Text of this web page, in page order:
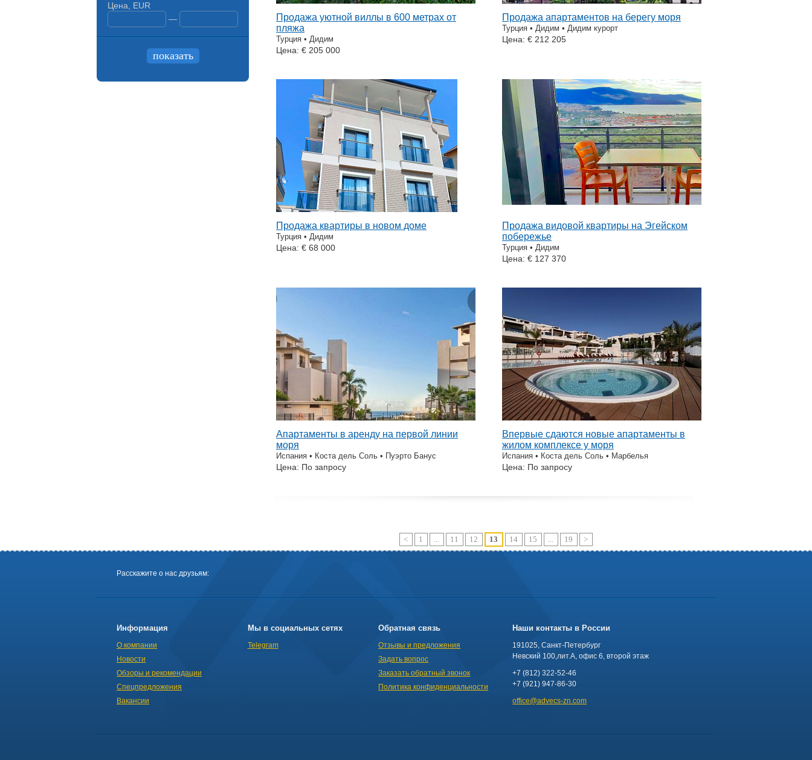
Продажа уютной виллы в 600 метрах от
пляжа
Турция • Дидим
Цена: € 205 000
Продажа апартаментов на берегу моря
Турция • Дидим • Дидим курорт
Цена: € 212 205
Продажа квартиры в новом доме
Турция • Дидим
Цена: € 68 000
Продажа видовой квартиры на Эгейском
побережье
Турция • Дидим
Цена: € 127 370
Апартаменты в аренду на первой линии
моря
Испания • Коста дель Соль • Пуэрто Банус
Цена: По запросу
Впервые сдаются новые апартаменты в
жилом комплексе у моря
Испания • Коста дель Соль • Марбелья
Цена: По запросу
< 1 11 12 13 14 15 19 >
Цена, EUR
—
Расскажите о нас друзьям:
Информация
О компании
Новости
Обзоры и рекомендации
Спецпредложения
Вакансии
Мы в социальных сетях
Telegram
Обратная связь
Отзывы и предложения
Задать вопрос
Заказать обратный звонок
Политика конфиденциальности
Наши контакты в России
191025, Санкт-Петербург
Невский 100,лит.А, офис 6, второй этаж
+7 (812) 322-52-46
+7 (921) 947-86-30
office@advecs-zn.com